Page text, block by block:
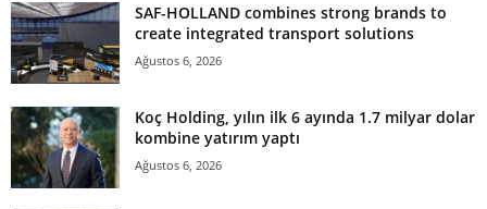
SAF-HOLLAND combines strong brands to
create integrated transport solutions
Ağustos 6, 2026
Koç Holding, yılın ilk 6 ayında 1.7 milyar dolar
kombine yatırım yaptı
Ağustos 6, 2026